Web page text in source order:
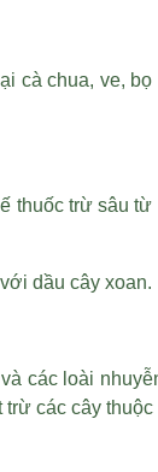
chua, ve,
thuốc trừ sâu
dầu cây xoan.
các loài
các cây